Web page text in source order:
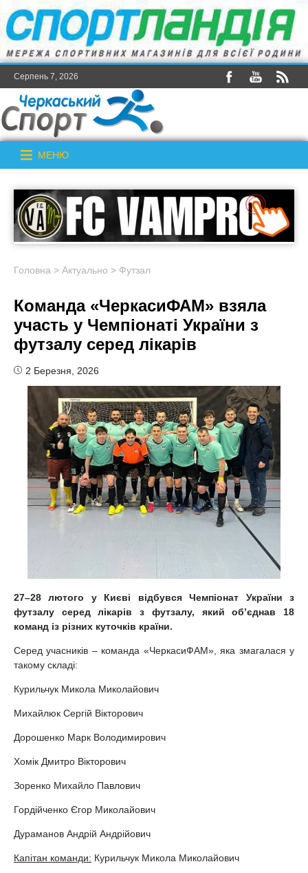
Серпень 7, 2026
МЕНЮ
Головна > Актуально > Футзал
Команда «ЧеркасиФАМ» взяла
участь у Чемпіонаті України з
футзалу серед лікарів
2 Березня, 2026
27–28 лютого у Києві відбувся Чемпіонат Україниз
футзалу серед лікарів з футзалу, який об’єднав 18
команд із різних куточків країни.
Серед учасників – команда «ЧеркасиФАМ», яка змагалася у
такому складі:
Курильчук Микола Миколайович
Михайлюк Сергій Вікторович
Дорошенко Марк Володимирович
Хомік Дмитро Вікторович
Зоренко Михайло Павлович
Гордійченко Єгор Миколайович
Дураманов Андрій Андрійович
Капітан команди: Курильчук Микола Миколайович